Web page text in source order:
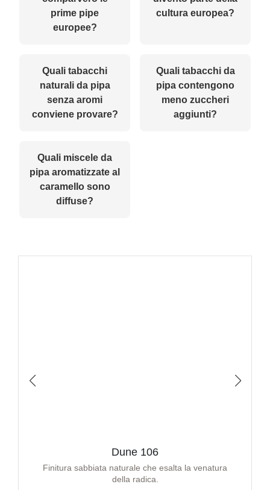
prime pipe
europee?
cultura europea?
Quali tabacchi
naturali da pipa
senza aromi
conviene provare?
Quali tabacchi da
pipa contengono
meno zuccheri
aggiunti?
Quali miscele da
pipa aromatizzate al
caramello sono
diffuse?
Dune 106
Finitura sabbiata naturale che esalta la venatura
della radica.